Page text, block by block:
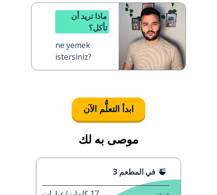
ماذا تريد أن
تأكل؟
ne yemek
istersiniz?
ابدأ التعلُّم الآن
موصى به لك
في المطعم 3